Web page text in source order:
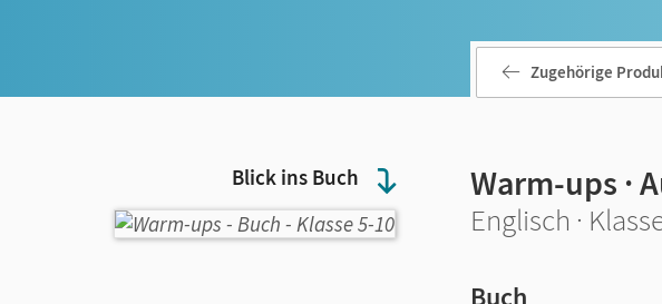
Blick ins Buch
Zugehörige
Warm-ups ·
Englisch ·
Buch